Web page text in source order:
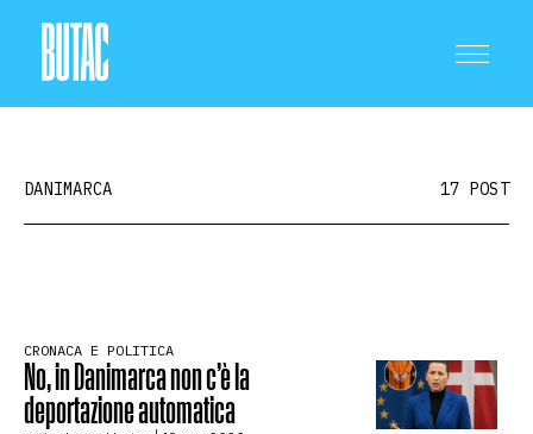
SCIENZA E TECNOLOGIA
DANIMARCA 17 POST
CRONACA E POLITICA
No, in Danimarca non c’è la
deportazione automatica